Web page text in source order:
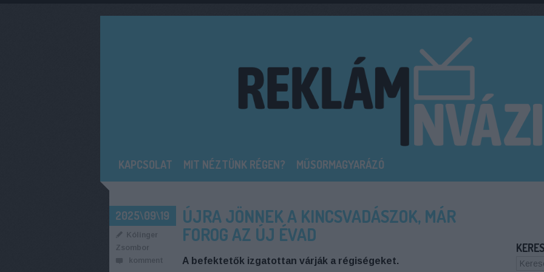
KAPCSOLAT MIT NÉZTÜNK RÉGEN? MŰSORMAGYARÁZÓ
2025\09\19
Kólinger
Zsombor
komment
ÚJRA JÖNNEK A KINCSVADÁSZOK, MÁR
FOROG AZ ÚJ ÉVAD
A befektetők izgatottan várják a régiségeket.